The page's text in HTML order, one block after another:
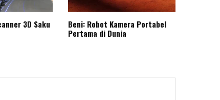
3D Saku
Beni: Robot Kamera Portabel
Pertama di Dunia